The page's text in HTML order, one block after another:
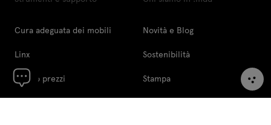
Cura adeguata dei mobili
Linx
Listino prezzi
Novità e Blog
Sostenibilità
Stampa